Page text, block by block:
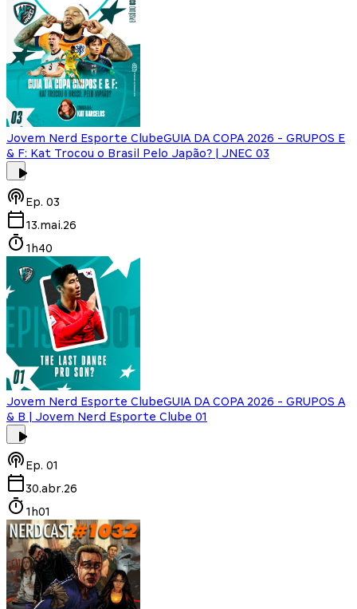
Jovem Nerd Esporte ClubeGUIA DA COPA 2026 - GRUPOS E
& F: Kat Trocou o Brasil Pelo Japão? | JNEC 03
Ep. 03
13.mai.26
1h40
Jovem Nerd Esporte ClubeGUIA DA COPA 2026 - GRUPOS A
& B | Jovem Nerd Esporte Clube 01
Ep. 01
30.abr.26
1h01